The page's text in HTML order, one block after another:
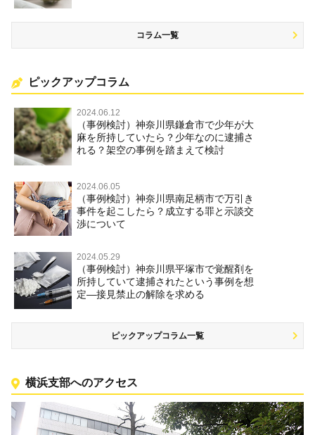
コラム一覧
ピックアップコラム
2024.06.12
（事例検討）神奈川県鎌倉市で少年が大
麻を所持していたら？少年なのに逮捕さ
れる？架空の事例を踏まえて検討
2024.06.05
（事例検討）神奈川県南足柄市で万引き
事件を起こしたら？成立する罪と示談交
渉について
2024.05.29
（事例検討）神奈川県平塚市で覚醒剤を
所持していて逮捕されたという事例を想
定―接見禁止の解除を求める
ピックアップコラム一覧
横浜支部へのアクセス